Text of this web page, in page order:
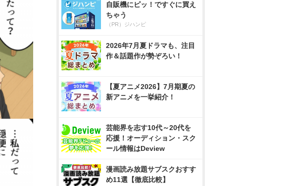
自販機にピッ！ですぐに買え
ちゃう
（PR）ジハンピ
2026年7月夏ドラマも、注目
作＆話題作が勢ぞろい！
【夏アニメ2026】7月期夏の
新アニメを一挙紹介！
芸能界を志す10代～20代を
応援！オーディション・スク
ール情報はDeview
漫画読み放題サブスクおすす
め11選【徹底比較】